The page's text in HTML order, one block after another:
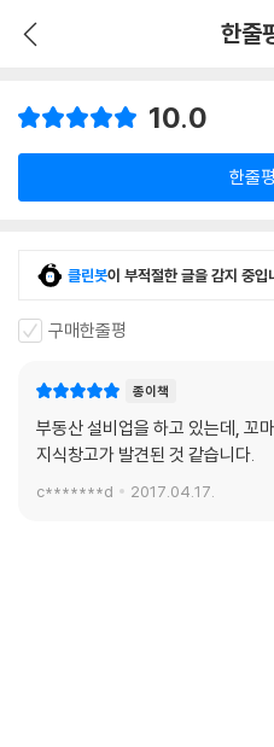
한줄
10.0
한줄
클린봇이 부적절한 글을 감지 중입
구매한줄평
종이책
부동산 설비업을 하고 있는데, 꼬
지식창고가 발견된 것 같습니다.
c*******d 2017.04.17.